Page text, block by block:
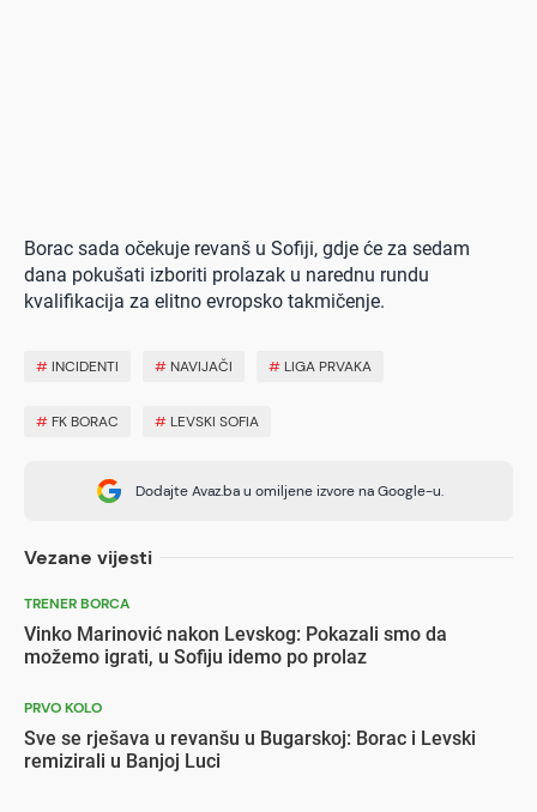
Borac sada očekuje revanš u Sofiji, gdje će za sedam
dana pokušati izboriti prolazak u narednu rundu
kvalifikacija za elitno evropsko takmičenje.
# INCIDENTI # NAVIJAČI # LIGA PRVAKA
# FK BORAC # LEVSKI SOFIA
Dodajte Avaz.ba u omiljene izvore na Google-u.
Vezane vijesti
TRENER BORCA
Vinko Marinović nakon Levskog: Pokazali smo da
možemo igrati, u Sofiju idemo po prolaz
PRVO KOLO
Sve se rješava u revanšu u Bugarskoj: Borac i Levski
remizirali u Banjoj Luci